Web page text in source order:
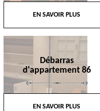
EN SAVOIR PLUS
Débarras
d'appartement 86
EN SAVOIR PLUS